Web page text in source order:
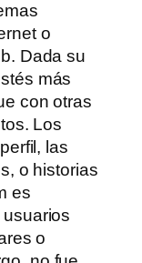
o
Dada su
más
con otras
Los
las
o historias
es
o